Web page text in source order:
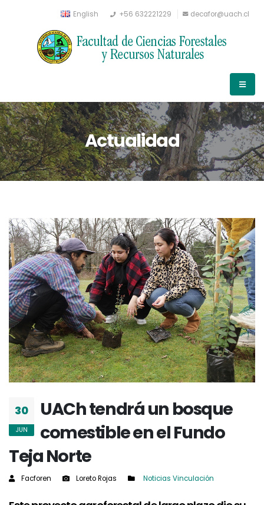
English +56 632221229 decafor@uach.cl
Actualidad
30
JUN
UACh tendrá un bosque
comestible en el Fundo
Teja Norte
Facforen Loreto Rojas Noticias Vinculación